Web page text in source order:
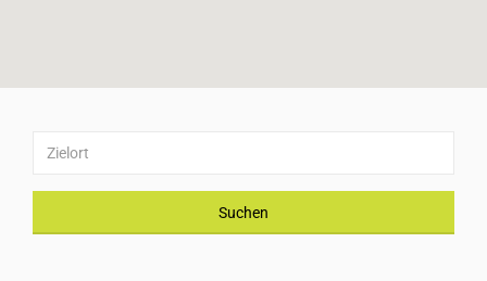
Suchen